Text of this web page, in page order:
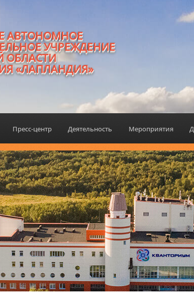
АВТОНОМНОЕ
УЧРЕЖДЕНИЕ
ОБЛАСТИ
«ЛАПЛАНДИЯ»
Пресс-центр Деятельность Мероприятия